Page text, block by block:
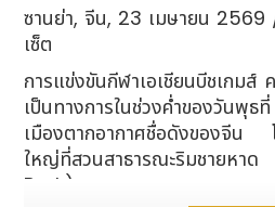
ซานย่า, จีน, 23 เมษายน 2569
เซ็ต
การแข่งขันกีฬาเอเชียนบีชเกม
เป็นทางการในช่วงค่ำของวันพุ
เมืองตากอากาศชื่อดังของจีน
ใหญ่ที่สวนสาธารณะริมชายห
Park)